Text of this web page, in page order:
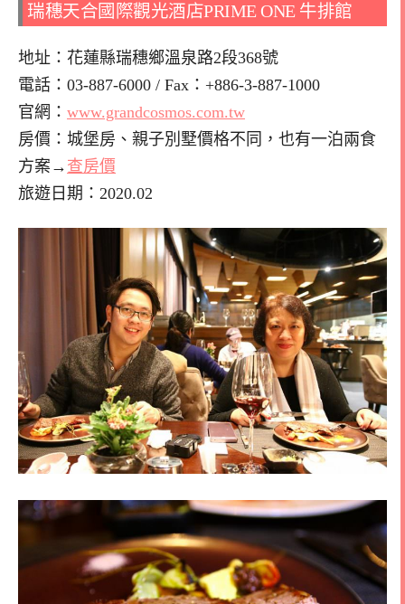
瑞穗天合國際觀光酒店PRIME ONE 牛排館
地址：花蓮縣瑞穗鄉溫泉路2段368號
電話：03-887-6000 / Fax：+886-3-887-1000
官網： www.grandcosmos.com.tw
房價：城堡房、親子別墅價格不同，也有一泊兩食
方案→ 查房價
旅遊日期：2020.02